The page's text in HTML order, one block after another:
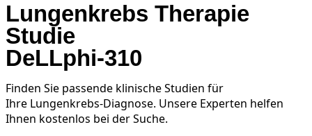
Lungenkrebs Therapie
Studie
DeLLphi-310
Finden Sie passende klinische Studien für
Ihre Lungenkrebs-Diagnose. Unsere Experten helfen
Ihnen kostenlos bei der Suche.